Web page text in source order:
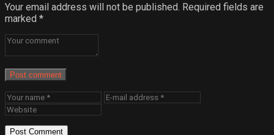
Your email address will not be published. Required fields are
marked *
Post comment